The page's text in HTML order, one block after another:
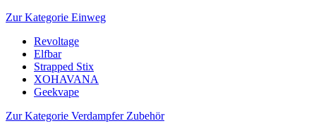
Zur Kategorie Einweg
Revoltage
Elfbar
Strapped Stix
XOHAVANA
Geekvape
Zur Kategorie Verdampfer Zubehör